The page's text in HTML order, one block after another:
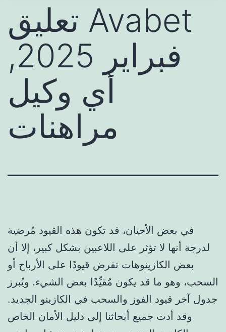
تعليق Avabet
فبراير 2025,
أي وكيل
مراهنات
في بعض الأحيان، قد تكون هذه القيود مُرضية
لدرجة أنها لا تؤثر على اللاعبين بشكل كبير، إلا أن
بعض الكازينوهات تفرض قيودًا على الأرباح أو
السحب، وهو ما قد يكون مُقيِّدًا بعض الشيء. ويُبرز
جدول آخر قيود الفوز والسحب في الكازينو الجديد.
وقد أدت جميع أبحاثنا إلى دليل الأمان الخاص